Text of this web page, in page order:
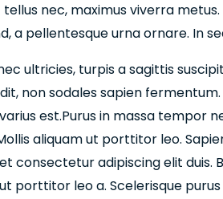
nec, maximus viverra
a pellentesque urna ornare. In
ultricies, turpis a sagittis
non sodales sapien
est.Purus in massa tempor
aliquam ut porttitor leo.
consectetur adipiscing elit duis.
porttitor leo a. Scelerisque